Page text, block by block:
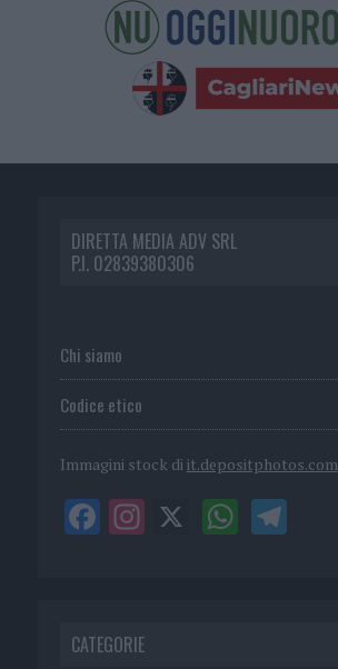
DIRETTA MEDIA ADV SRL
P.I. 02839380306
Chi siamo
Codice etico
Immagini stock di it.depositphotos.com
CATEGORIE